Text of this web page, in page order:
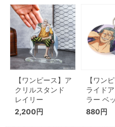
【ワンピース】ア
クリルスタンド
レイリー
2,200円
【ワン
ライド
ラー ベ
880円